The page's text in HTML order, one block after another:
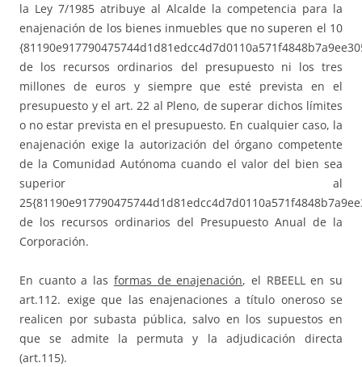
la Ley 7/1985 atribuye al Alcalde la competencia para la
enajenación de los bienes inmuebles que no superen el 10
de los recursos ordinarios del presupuesto ni los tres
millones de euros y siempre que esté prevista en el
presupuesto y el art. 22 al Pleno, de superar dichos límites
o no estar prevista en el presupuesto. En cualquier caso, la
enajenación exige la autorización del órgano competente
de la Comunidad Autónoma cuando el valor del bien sea
superior al
de los recursos ordinarios del Presupuesto Anual de la
Corporación.
En cuanto a las formas de enajenación, el RBEELL en su
art.112. exige que las enajenaciones a título oneroso se
realicen por subasta pública, salvo en los supuestos en
que se admite la permuta y la adjudicación directa
(art.115).